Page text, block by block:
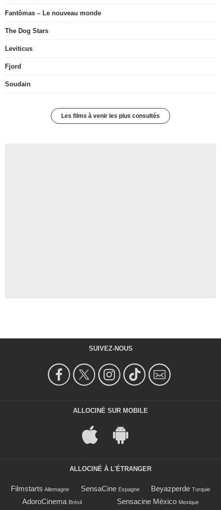
Fantômas – Le nouveau monde
The Dog Stars
Leviticus
Fjord
Soudain
Les films à venir les plus consultés
SUIVEZ-NOUS
ALLOCINÉ SUR MOBILE
ALLOCINÉ À L'ÉTRANGER
Filmstarts Allemagne SensaCine Espagne Beyazperde Turquie
AdoroCinema Brésil Sensacine México Mexique